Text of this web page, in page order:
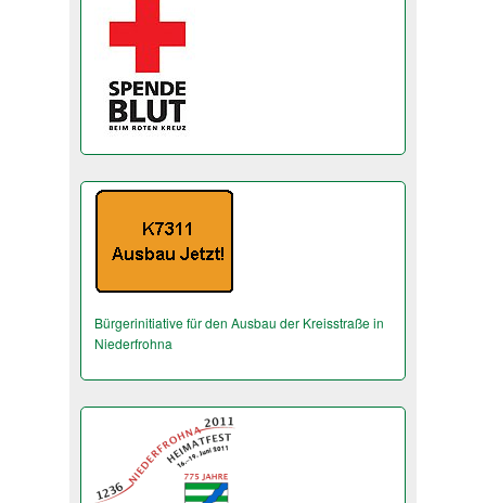
Bürgerinitiative für den Ausbau der Kreisstraße in
Niederfrohna